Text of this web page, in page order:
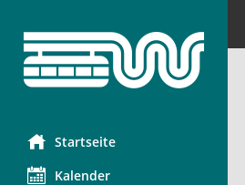
Startseite
Kalender